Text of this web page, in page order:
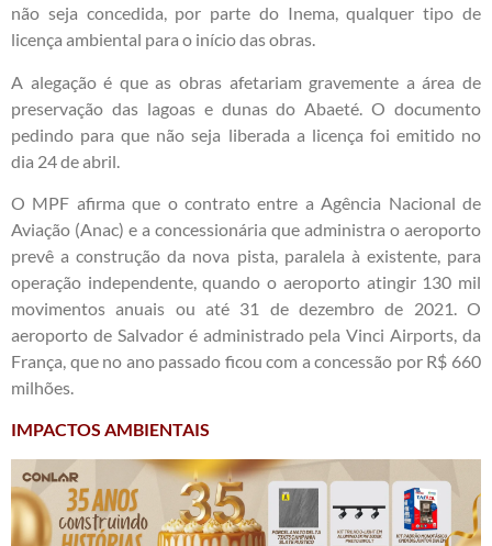
não seja concedida, por parte do Inema, qualquer tipo de
licença ambiental para o início das obras.
A alegação é que as obras afetariam gravemente a área de
preservação das lagoas e dunas do Abaeté. O documento
pedindo para que não seja liberada a licença foi emitido no
dia 24 de abril.
O MPF afirma que o contrato entre a Agência Nacional de
Aviação (Anac) e a concessionária que administra o aeroporto
prevê a construção da nova pista, paralela à existente, para
operação independente, quando o aeroporto atingir 130 mil
movimentos anuais ou até 31 de dezembro de 2021. O
aeroporto de Salvador é administrado pela Vinci Airports, da
França, que no ano passado ficou com a concessão por R$ 660
milhões.
IMPACTOS AMBIENTAIS